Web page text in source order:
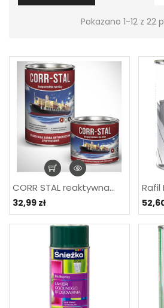
Pokazano 1-12 z 22
CORR STAL reaktywna...
32,99 zł
Rafil